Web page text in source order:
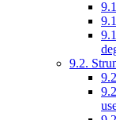
9.2.